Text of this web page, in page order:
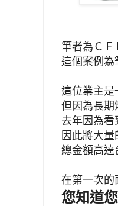
筆者為ＣＦ
這個案例為
這位業主是
但因為長期
去年因為看
因此將大
總金額高達
在第一次的
您知道